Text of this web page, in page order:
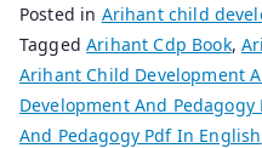
Posted in Arihant child
TaggedArihant Cdp Book,
Arihant Child Development
Development And Pedagogy
And Pedagogy Pdf In English